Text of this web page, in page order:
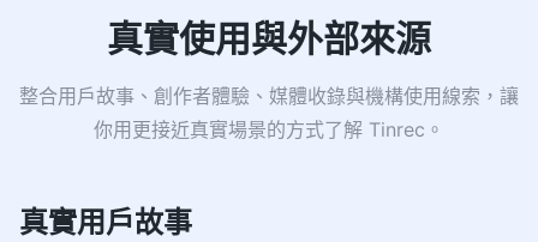
真實使用與外部來源
整合用戶故事、創作者體驗、媒體收錄與機構使用線索，讓
你用更接近真實場景的方式了解 Tinrec。
真實用戶故事